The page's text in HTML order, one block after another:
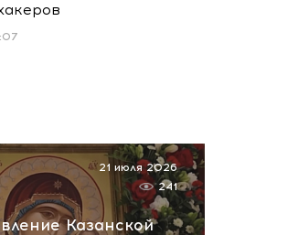
Казанской
21 июля 2026
241